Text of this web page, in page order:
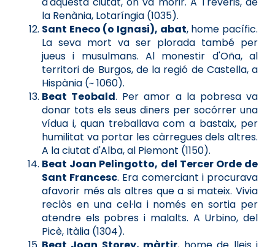
la Renània, Lotaríngia (1035).
Sant Eneco (o Ignasi), abat, home pacífic.
La seva mort va ser plorada també per
jueus i musulmans. Al monestir d'Oña, al
territori de Burgos, de la regió de Castella, a
Hispània (~ 1060).
Beat Teobald. Per amor a la pobresa va
donar tots els seus diners per socórrer una
vídua i, quan treballava com a bastaix, per
humilitat va portar les càrregues dels altres.
A la ciutat d'Alba, al Piemont (1150).
Beat Joan Pelingotto, del Tercer Orde de
Sant Francesc. Era comerciant i procurava
afavorir més als altres que a si mateix. Vivia
reclòs en una cel·la i només en sortia per
atendre els pobres i malalts. A Urbino, del
Picè, Itàlia (1304).